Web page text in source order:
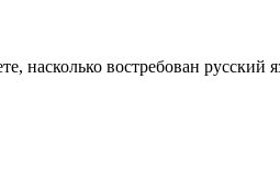
насколько востребован